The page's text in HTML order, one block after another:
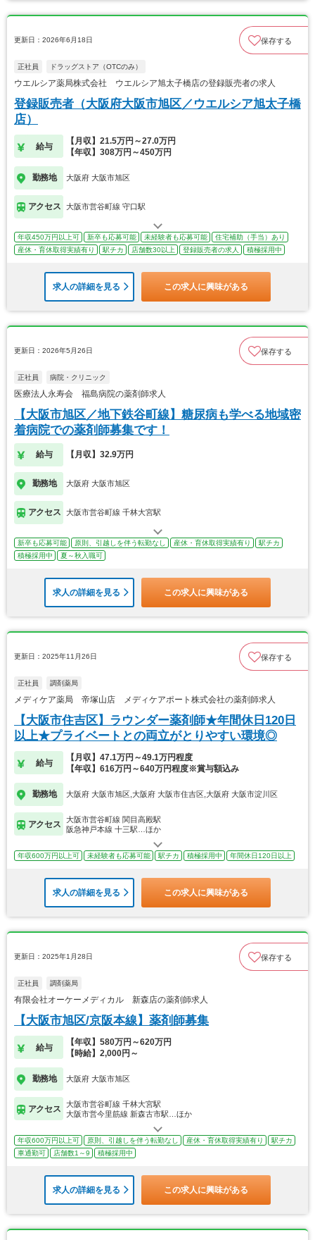
更新日：2026年6月18日 保存する
正社員 ドラッグストア（OTCのみ）
ウエルシア薬局株式会社 ウエルシア旭太子橋店の登録販売者の求人
登録販売者（大阪府大阪市旭区／ウエルシア旭太子橋
店）
給与
【月収】21.5万円～27.0万円
【年収】308万円～450万円
勤務地 大阪府 大阪市旭区
アクセス 大阪市営谷町線 守口駅
年収450万円以上可 新卒も応募可能 未経験者も応募可能
住宅補助（手当）あり
産休・育休取得実績有り
駅チカ 店舗数30以上 登録販売者の求人 積極採用中
求人の詳細を見る この求人に興味がある
更新日：2026年5月26日 保存する
正社員 病院・クリニック
医療法人永寿会 福島病院の薬剤師求人
【大阪市旭区／地下鉄谷町線】糖尿病も学べる地域密
着病院での薬剤師募集です！
給与 【月収】32.9万円
勤務地 大阪府 大阪市旭区
アクセス 大阪市営谷町線 千林大宮駅
新卒も応募可能 原則、引越しを伴う転勤なし 産休・育休取得実績有り
駅チカ
積極採用中
夏～秋入職可
求人の詳細を見る この求人に興味がある
更新日：2025年11月26日 保存する
正社員 調剤薬局
メディケア薬局 帝塚山店 メディケアポート株式会社の薬剤師求人
【大阪市住吉区】ラウンダー薬剤師★年間休日120日
以上★プライベートとの両立がとりやすい環境◎
給与
【月収】47.1万円～49.1万円程度
【年収】616万円～640万円程度※賞与額込み
勤務地 大阪府 大阪市旭区,大阪府 大阪市住吉区,大阪府 大阪市淀川区
アクセス
大阪市営谷町線 関目高殿駅
阪急神戸本線 十三駅…ほか
年収600万円以上可 未経験者も応募可能 駅チカ 積極採用中 年間休日120日以上
求人の詳細を見る この求人に興味がある
更新日：2025年1月28日 保存する
正社員 調剤薬局
有限会社オーケーメディカル 新森店の薬剤師求人
【大阪市旭区/京阪本線】薬剤師募集
給与
【年収】580万円～620万円
【時給】2,000円～
勤務地 大阪府 大阪市旭区
アクセス
大阪市営谷町線 千林大宮駅
大阪市営今里筋線 新森古市駅…ほか
年収600万円以上可 原則、引越しを伴う転勤なし 産休・育休取得実績有り
駅チカ
車通勤可
店舗数1～9 積極採用中
求人の詳細を見る この求人に興味がある